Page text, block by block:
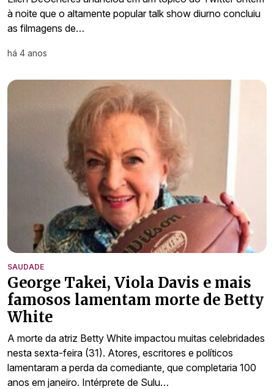
à noite que o altamente popular talk show diurno concluiu
as filmagens de…
há 4 anos
SAUDADE
George Takei, Viola Davis e mais
famosos lamentam morte de Betty
White
A morte da atriz Betty White impactou muitas celebridades
nesta sexta-feira (31). Atores, escritores e políticos
lamentaram a perda da comediante, que completaria 100
anos em janeiro. Intérprete de Sulu…